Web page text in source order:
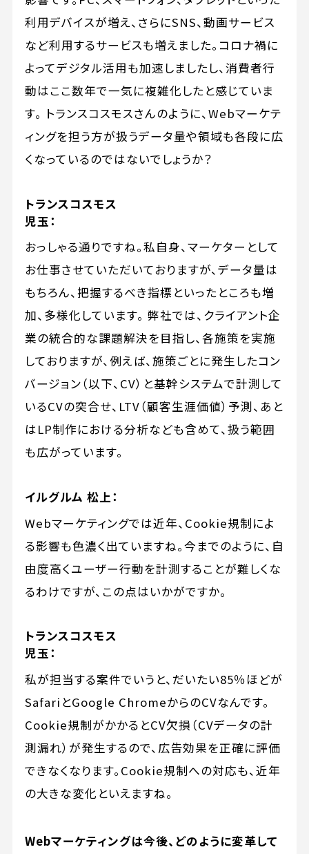
利用デバイスが増え、さらにSNS、動画サービス
など利用するサービスも増えました。コロナ禍に
よってデジタル活用も加速しましたし、消費者行
動はここ数年で一気に複雑化したと感じていま
す。 トランスコスモスさんのように、Webマーケテ
ィングを担う方が扱うデータ量や領域も各段に広
くなっているのではないでしょうか？
トランスコスモス
児玉：
おっしゃる通りですね。私自身、マーケターとして
お仕事させていただいておりますが、データ量は
もちろん、把握するべき指標といったところも増
加、多様化しています。 弊社では、クライアント企
業の統合的な課題解決を目指し、各施策を実施
しておりますが、例えば、施策ごとに発生したコン
バージョン（以下、CV）と基幹システムで計測して
いるCVの突合せ、LTV（顧客生涯価値）予測、あと
はLP制作における分析なども含めて、扱う範囲
も広がっています。
イルグルム 松上：
Webマーケティングでは近年、Cookie規制によ
る影響も色濃く出ていますね。今までのように、自
由度高くユーザー行動を計測することが難しくな
るわけですが、この点はいかがですか。
トランスコスモス
児玉：
私が担当する案件でいうと、だいたい85％ほどが
SafariとGoogle ChromeからのCVなんです。
Cookie規制がかかるとCV欠損（CVデータの計
測漏れ）が発生するので、広告効果を正確に評価
できなくなります。Cookie規制への対応も、近年
の大きな変化といえますね。
Webマーケティングは今後、どのように変革して